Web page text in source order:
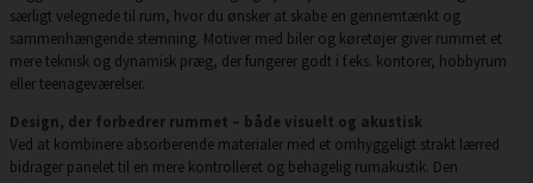
særligt velegnede til rum, hvor du ønsker at skabe en gennemtænkt og
sammenhængende stemning. Motiver med biler og køretøjer giver rummet et
mere teknisk og dynamisk præg, der fungerer godt i f.eks. kontorer, hobbyrum
eller teenageværelser.
Design, der forbedrer rummet – både visuelt og akustisk
Ved at kombinere absorberende materialer med et omhyggeligt strakt lærred
bidrager panelet til en mere kontrolleret og behagelig rumakustik. Den